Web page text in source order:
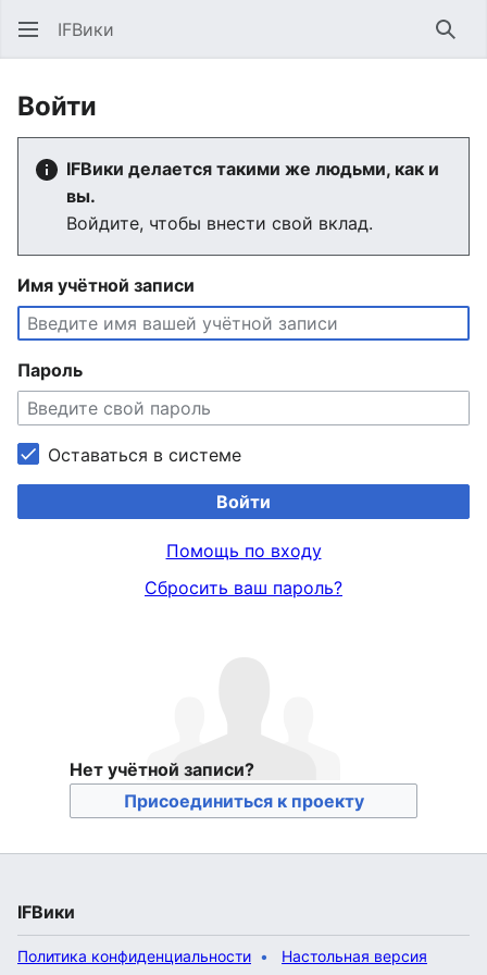
IFВики
Войти
IFВики делается такими же людьми, как и
вы.
Войдите, чтобы внести свой вклад.
Имя учётной записи
Пароль
Оставаться в системе
Войти
Помощь по входу
Сбросить ваш пароль?
Нет учётной записи?
Присоединиться к проекту
IFВики
Политика конфиденциальности Настольная версия